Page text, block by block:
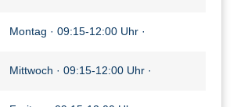
Montag · 09:15-12:00 Uhr ·
Mittwoch · 09:15-12:00 Uhr ·